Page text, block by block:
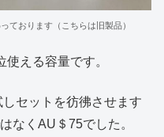
ております（こちらは旧製品）
える容量です。
セットを彷彿させます
なくAU＄75でした。